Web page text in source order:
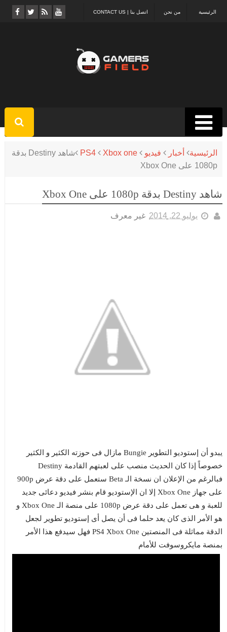
اتصل بنا | CONTACT US من نحن الرئيسية
الرئيسية أخبار فيديو PS4 Xbox one
شاهد Destiny بدقة
1080p على Xbox One
شاهد Destiny بدقة 1080p على Xbox One
غير معرف يوليو 22, 2014
يبدو أن إستوديو التطوير Bungie مازال فى حوزته الكثير و الكثير
خصوصاً إذا كان الحديث منصب على لعبتهم القادمة Destiny
فبالرغم من الإعلان ان نسخة الـ Beta ستعمل على دقة عرض 900p
على جهاز Xbox One إلا ان الإستوديو قام بنشر فيديو دعائى جديد
للعبة و هى تعمل على دقة عرض 1080p على منصة الـ Xbox One و
هو الأمر الذى كان يعد حلما فى أن يصل أى إستوديو تطوير لجعل
الدقة مماثلة فى المنصتين PS4 Xbox One فهل سيدفع هذا الأمر
بمنصة مايكروسوفت للأمام